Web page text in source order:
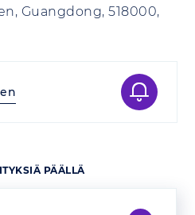
Guangdong, 518000,
PÄÄLLÄ